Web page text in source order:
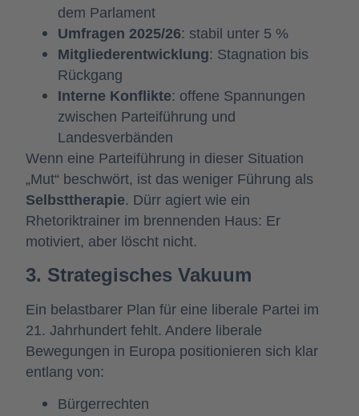
dem Parlament
Umfragen 2025/26: stabil unter 5 %
Mitgliederentwicklung: Stagnation bis
Rückgang
Interne Konflikte: offene Spannungen
zwischen Parteiführung und
Landesverbänden
Wenn eine Parteiführung in dieser Situation
„Mut“ beschwört, ist das weniger Führung als
Selbsttherapie. Dürr agiert wie ein
Rhetoriktrainer im brennenden Haus: Er
motiviert, aber löscht nicht.
3. Strategisches Vakuum
Ein belastbarer Plan für eine liberale Partei im
21. Jahrhundert fehlt. Andere liberale
Bewegungen in Europa positionieren sich klar
entlang von:
Bürgerrechten